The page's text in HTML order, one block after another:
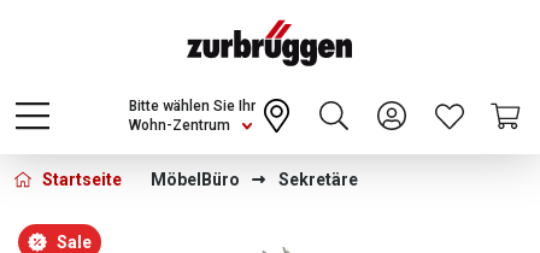
Choose a different country or region to see
content for your location and shop online
CONTINUE
Wohn-Zentrum
Bitte wählen Sie Ihr
Startseite Möbel Büro Sekretäre
Bildergalerie überspringen
Sale